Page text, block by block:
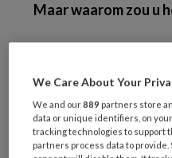
Maar waarom zou u
‘Omdat er geen
precies doet met de
dat je er sneller van in
weten nog niet goed
We Care About Your
We and our889 partners store
data or unique identifiers, on
tracking technologies to support
partners process data to